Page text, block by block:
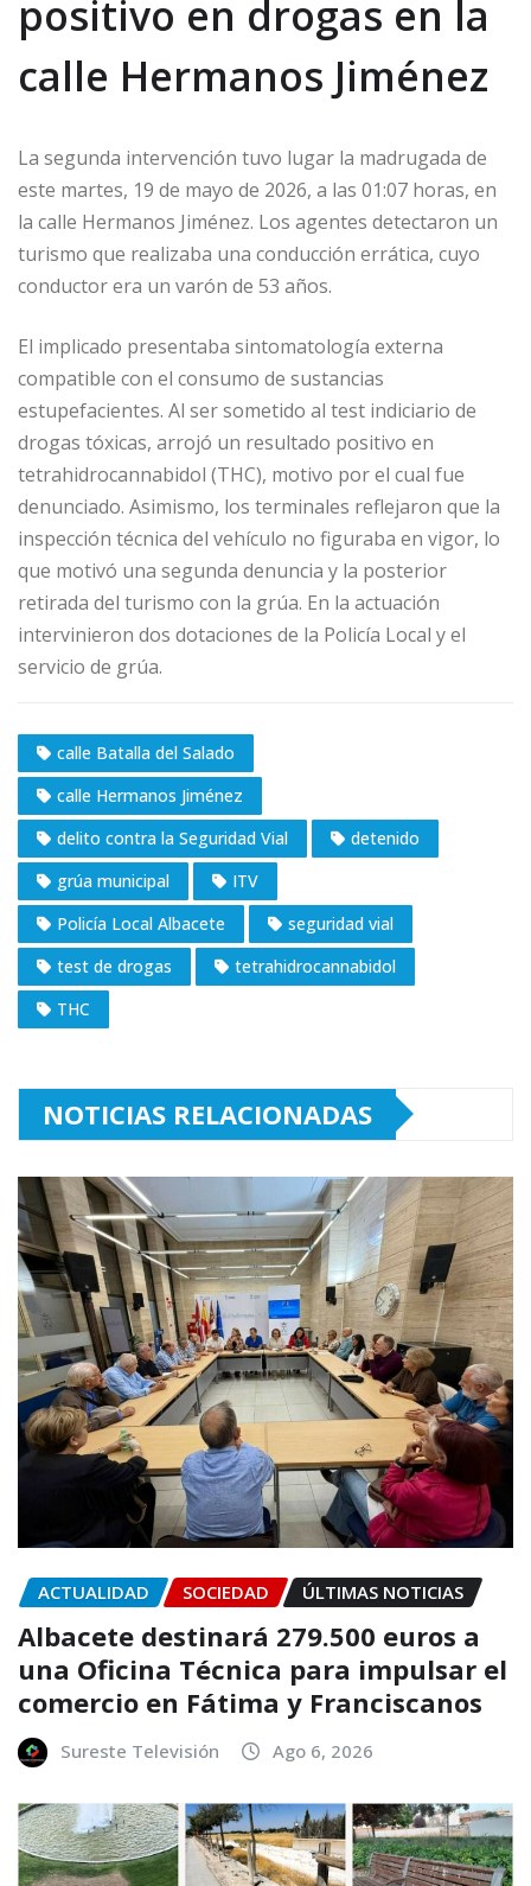
positivo en drogas en la
calle Hermanos Jiménez
La segunda intervención tuvo lugar la madrugada de
este martes, 19 de mayo de 2026, a las 01:07 horas, en
la calle Hermanos Jiménez. Los agentes detectaron un
turismo que realizaba una conducción errática, cuyo
conductor era un varón de 53 años.
El implicado presentaba sintomatología externa
compatible con el consumo de sustancias
estupefacientes. Al ser sometido al test indiciario de
drogas tóxicas, arrojó un resultado positivo en
tetrahidrocannabidol (THC), motivo por el cual fue
denunciado. Asimismo, los terminales reflejaron que la
inspección técnica del vehículo no figuraba en vigor, lo
que motivó una segunda denuncia y la posterior
retirada del turismo con la grúa. En la actuación
intervinieron dos dotaciones de la Policía Local y el
servicio de grúa.
calle Batalla del Salado
calle Hermanos Jiménez
delito contra la Seguridad Vial
detenido
grúa municipal
ITV
Policía Local Albacete
seguridad vial
test de drogas
tetrahidrocannabidol
THC
NOTICIAS RELACIONADAS
ACTUALIDAD SOCIEDAD ÚLTIMAS NOTICIAS
Albacete destinará 279.500 euros a
una Oficina Técnica para impulsar el
comercio en Fátima y Franciscanos
Sureste Televisión Ago 6, 2026